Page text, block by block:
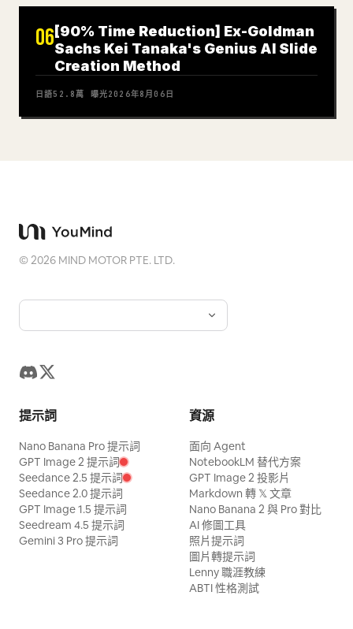
06 [90% Time Reduction] Ex-Goldman
Sachs Kei Tanaka's Genius AI Slide
Creation Method
日語52.8萬 曝光2026年8月06日
©2026 MIND MOTOR PTE. LTD.
提示詞
Nano Banana Pro 提示詞
GPT Image 2 提示詞
Seedance 2.5 提示詞
Seedance 2.0 提示詞
GPT Image 1.5 提示詞
Seedream 4.5 提示詞
Gemini 3 Pro 提示詞
資源
面向 Agent
NotebookLM 替代方案
GPT Image 2 投影片
Markdown 轉 𝕏 文章
Nano Banana 2 與 Pro 對比
AI 修圖工具
照片提示詞
圖片轉提示詞
Lenny 職涯教練
ABTI 性格測試